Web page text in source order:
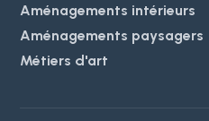
Aménagements intérieurs
Aménagements paysagers
Métiers d'art